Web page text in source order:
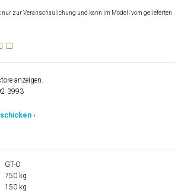
nur zur Veranschaulichung und kann im Modell vom gelieferten
anzeigen.
3993
›
GT-O
750 kg
150 kg